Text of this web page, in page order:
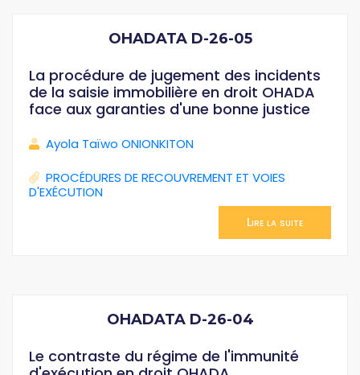
OHADATA D-26-05
La procédure de jugement des incidents
de la saisie immobilière en droit OHADA
face aux garanties d'une bonne justice
Ayola Taïwo ONIONKITON
PROCÉDURES DE RECOUVREMENT ET VOIES
D'EXÉCUTION
Lire la suite
OHADATA D-26-04
Le contraste du régime de l'immunité